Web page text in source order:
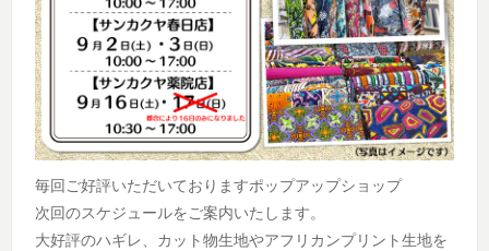
毎回ご好評いただいておりますポップアップショップ
次回のスケジュールをご案内いたします。
大好評のハギレ、カット物生地やアフリカンプリント生地を